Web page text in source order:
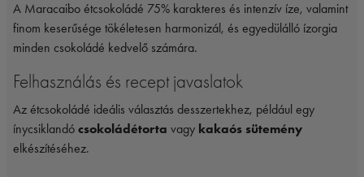
A Maracaibo étcsokoládé 75% karakteres és intenzív íze, valamint
finom keserűsége tökéletesen harmonizál, és egyedülálló ízorgia
minden csokoládé kedvelő számára.
Felhasználás és recept javaslatok
Az étcsokoládé ideális választás desszertekhez, például egy
ínycsiklandó csokoládétorta vagy kakaós sütemény
elkészítéséhez.